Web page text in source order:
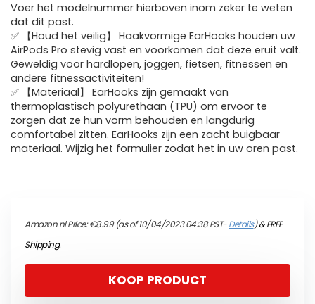
Voer het modelnummer hierboven inom zeker te weten
dat dit past.
✅ 【Houd het veilig】 Haakvormige EarHooks houden uw
AirPods Pro stevig vast en voorkomen dat deze eruit valt.
Geweldig voor hardlopen, joggen, fietsen, fitnessen en
andere fitnessactiviteiten!
✅ 【Materiaal】 EarHooks zijn gemaakt van
thermoplastisch polyurethaan (TPU) om ervoor te
zorgen dat ze hun vorm behouden en langdurig
comfortabel zitten. EarHooks zijn een zacht buigbaar
materiaal. Wijzig het formulier zodat het in uw oren past.
Amazon.nl Price:€8.99(as of 10/04/2023 04:38 PST-Details)&FREE
Shipping.
KOOP PRODUCT